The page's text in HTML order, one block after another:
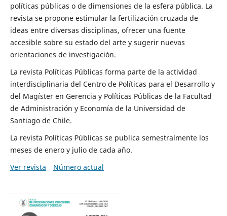
políticas públicas o de dimensiones de la esfera pública. La
revista se propone estimular la fertilización cruzada de
ideas entre diversas disciplinas, ofrecer una fuente
accesible sobre su estado del arte y sugerir nuevas
orientaciones de investigación.
La revista Políticas Públicas forma parte de la actividad
interdisciplinaria del Centro de Políticas para el Desarrollo y
del Magíster en Gerencia y Políticas Públicas de la Facultad
de Administración y Economía de la Universidad de
Santiago de Chile.
La revista Políticas Públicas se publica semestralmente los
meses de enero y julio de cada año.
Ver revista
Número actual